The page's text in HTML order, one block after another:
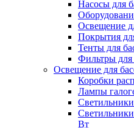
Насосы для
Освещение
Покрытия
Тенты для
Фильтры для
Освещение для
Коробки
Лампы
Вт